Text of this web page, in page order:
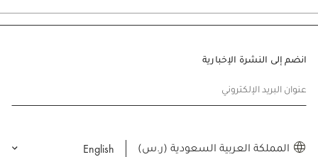
انضم إلى النشرة الإخبارية
عنوان البريد الإلكتروني
المملكة العربية السعودية (ر.س) English